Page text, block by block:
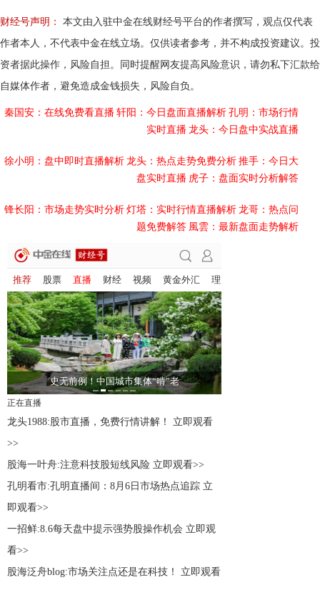
财经号声明：
本文由入驻中金在线财经号平台的作者撰写，观点仅代表
作者本人，不代表中金在线立场。仅供读者参考，并不构成投资建议。投
资者据此操作，风险自担。同时提醒网友提高风险意识，请勿私下汇款给
自媒体作者，避免造成金钱损失，风险自负。
秦国安：在线免费看直播 轩阳：今日盘面直播解析 孔明：市场行情
实时直播 龙头：今日盘中实战直播
徐小明：盘中即时直播解析 龙头：热点走势免费分析 推手：今日大
盘实时直播 虎子：盘面实时分析解答
锋长阳：市场走势实时分析 灯塔：实时行情直播解析 龙哥：热点问
题免费解答 風雲：最新盘面走势解析